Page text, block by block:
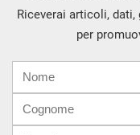
Riceverai articoli,
per
mail